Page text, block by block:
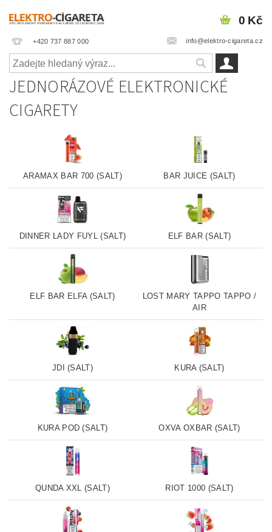
+420 737 887 000 info@elektro-cigareta.cz
0 Kč
JEDNORÁZOVÉ ELEKTRONICKÉ
CIGARETY
ARAMAX BAR 700 (SALT) BAR JUICE (SALT)
DINNER LADY FUYL (SALT) ELF BAR (SALT)
ELF BAR ELFA (SALT)
LOST MARY TAPPO TAPPO /
AIR
JDI (SALT) KURA (SALT)
KURA POD (SALT) OXVA OXBAR (SALT)
QUNDA XXL (SALT) RIOT 1000 (SALT)